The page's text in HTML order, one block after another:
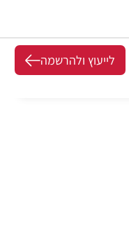
לייעוץ ולהרשמה